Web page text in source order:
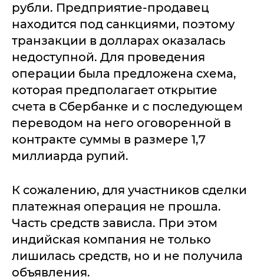
рубли. Предприятие-продавец
находится под санкциями, поэтому
транзакции в долларах оказалась
недоступной. Для проведения
операции была предложена схема,
которая предполагает открытие
счета в Сбербанке и с последующем
переводом на него оговоренной в
контракте суммы в размере 1,7
миллиарда рупий.
К сожалению, для участников сделки
платежная операция не прошла.
Часть средств зависла. При этом
индийская компания не только
лишилась средств, но и не получила
объявления.